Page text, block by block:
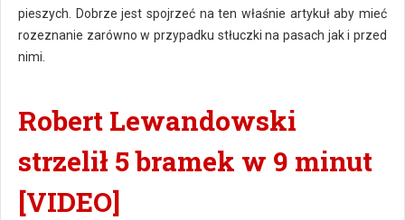
pieszych. Dobrze jest spojrzeć na ten właśnie artykuł aby mieć
rozeznanie zarówno w przypadku stłuczki na pasach jak i przed
nimi.
Robert Lewandowski
strzelił 5 bramek w 9 minut
[VIDEO]